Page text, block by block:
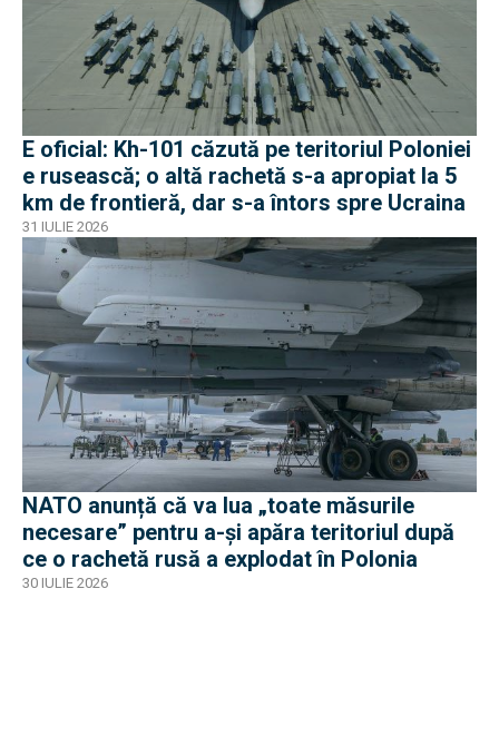
E oficial: Kh-101 căzută pe teritoriul Poloniei
e rusească; o altă rachetă s-a apropiat la 5
km de frontieră, dar s-a întors spre Ucraina
31 IULIE 2026
NATO anunță că va lua „toate măsurile
necesare” pentru a-și apăra teritoriul după
ce o rachetă rusă a explodat în Polonia
30 IULIE 2026